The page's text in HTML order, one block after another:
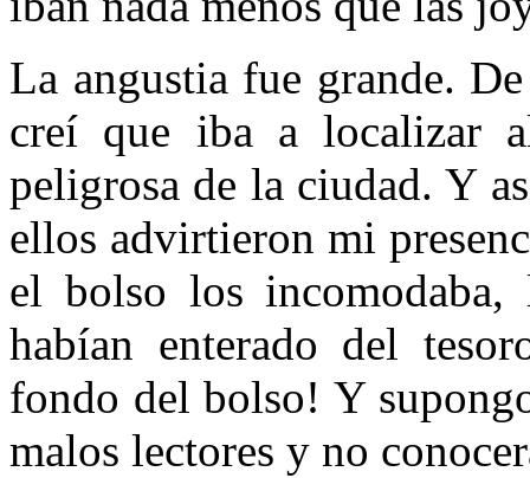
La angustia fue grande.
creí que iba a localizar
peligrosa de la ciudad. Y
ellos advirtieron mi
el bolso los
habían enterado del
fondo del bolso! Y
malos lectores y no